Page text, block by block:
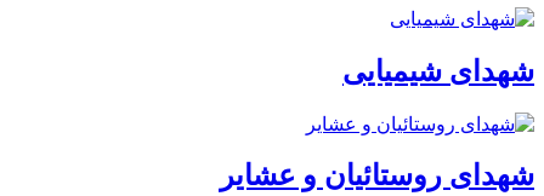
شهدای شیمیایی
شهدای روستائیان و عشایر